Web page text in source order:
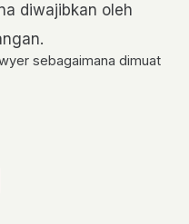
diwajibkan oleh
sebagaimana dimuat